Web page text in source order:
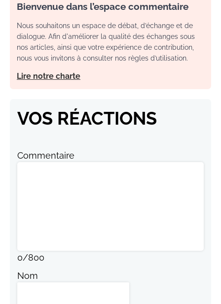
Bienvenue dans l’espace commentaire
Nous souhaitons un espace de débat, d’échange et de
dialogue. Afin d'améliorer la qualité des échanges sous
nos articles, ainsi que votre expérience de contribution,
nous vous invitons à consulter nos règles d’utilisation.
Lire notre charte
VOS RÉACTIONS
Commentaire
0/800
Nom